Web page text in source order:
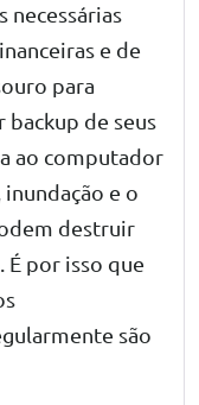
necessárias
e de
para
backup de seus
ao computador
e o
destruir
É por isso que
são